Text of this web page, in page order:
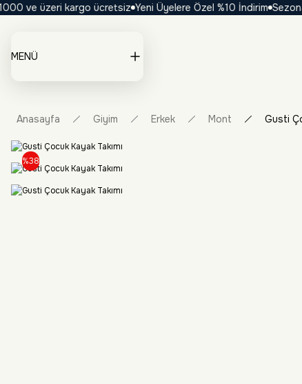
ve üzeri kargo ücretsiz Yeni Üyelere Özel %10 İndirim Sezona
MENÜ
Anasayfa Giyim Erkek Mont Gusti
%38